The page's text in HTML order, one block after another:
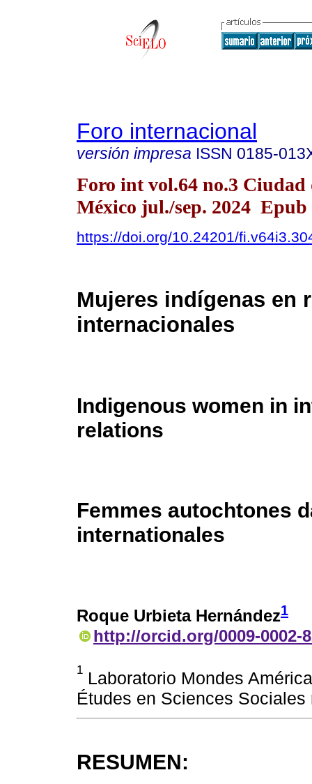
Foro internacional
versión impresa ISSN 0185-
Foro int vol.64 no.3 Ciudad
México jul./sep. 2024 Epub
https://doi.org/10.24201/
Mujeres indígenas en
internacionales
Indigenous women in
relations
Femmes autochtones
internationales
Roque Urbieta Hernández1
http://orcid.org/0009-0002-
1 Laboratorio Mondes
Études en Sciences
RESUMEN: